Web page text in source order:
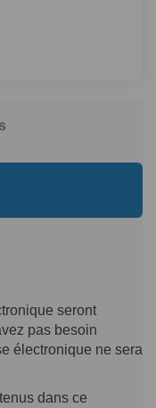
seront
pas besoin
électronique ne sera
dans ce